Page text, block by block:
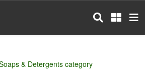
& Detergents category